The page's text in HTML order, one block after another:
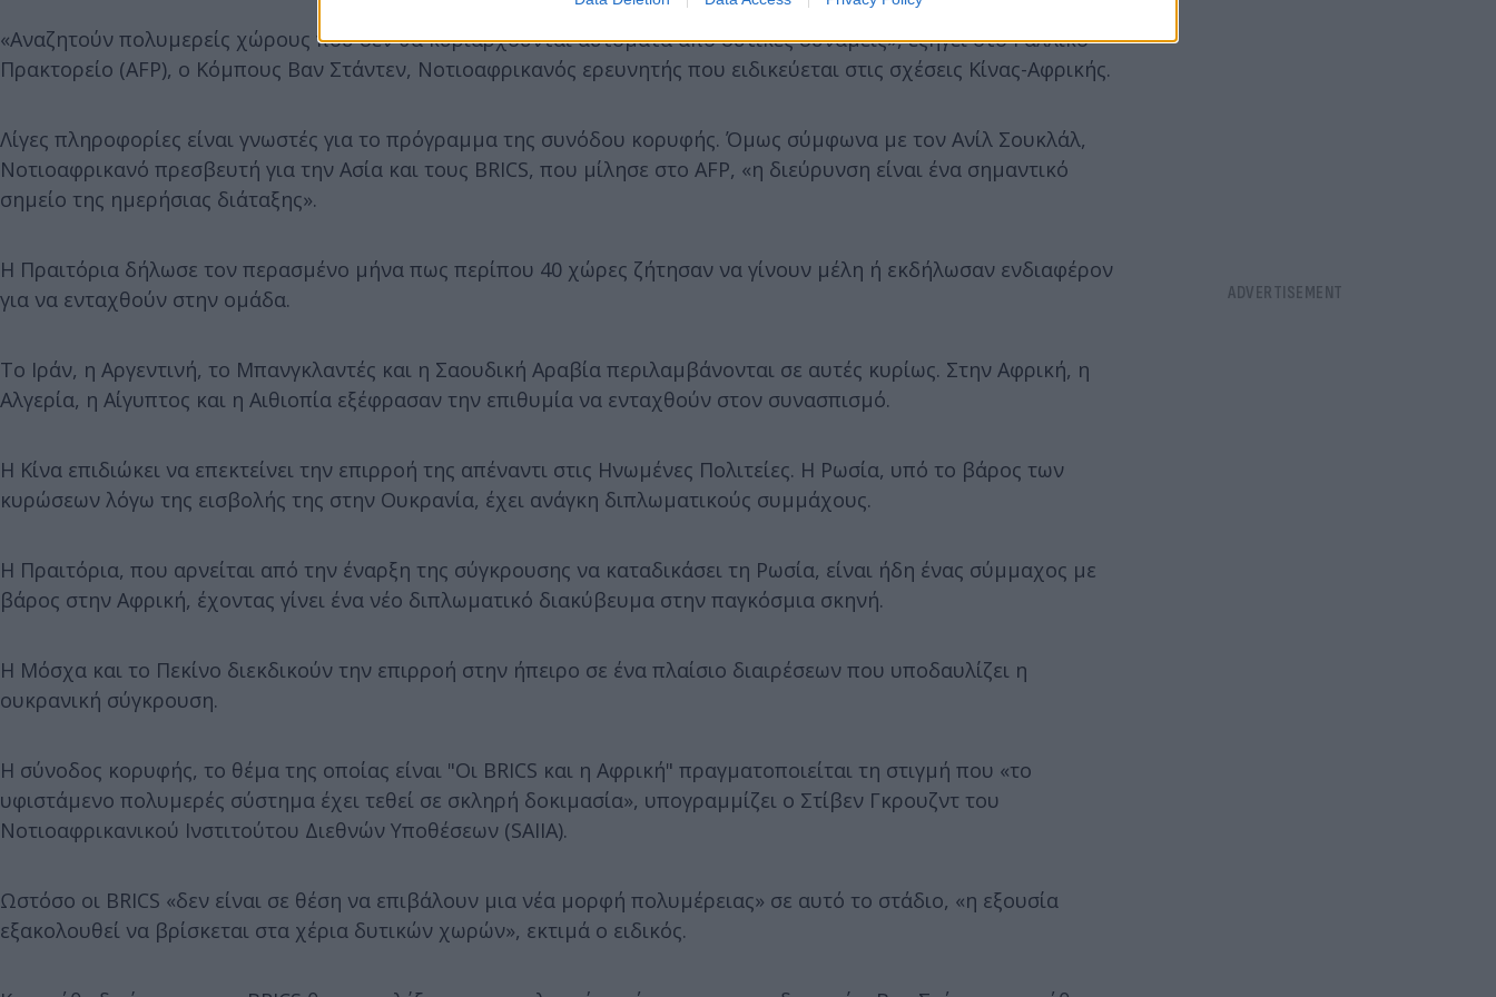
«Αναζητούν πολυμερείς χώρους που δεν θα κυριαρχούνται αυτόματα από δυτικές δυνάμεις», εξηγεί στο Γαλλικό
Πρακτορείο (AFP), ο Κόμπους Βαν Στάντεν, Νοτιοαφρικανός ερευνητής που ειδικεύεται στις σχέσεις Κίνας-Αφρικής.
Λίγες πληροφορίες είναι γνωστές για το πρόγραμμα της συνόδου κορυφής. Όμως σύμφωνα με τον Ανίλ Σουκλάλ,
Νοτιοαφρικανό πρεσβευτή για την Ασία και τους BRICS, που μίλησε στο AFP, «η διεύρυνση είναι ένα σημαντικό
σημείο της ημερήσιας διάταξης».
Η Πραιτόρια δήλωσε τον περασμένο μήνα πως περίπου 40 χώρες ζήτησαν να γίνουν μέλη ή εκδήλωσαν ενδιαφέρον
για να ενταχθούν στην ομάδα.
Το Ιράν, η Αργεντινή, το Μπανγκλαντές και η Σαουδική Αραβία περιλαμβάνονται σε αυτές κυρίως. Στην Αφρική, η
Αλγερία, η Αίγυπτος και η Αιθιοπία εξέφρασαν την επιθυμία να ενταχθούν στον συνασπισμό.
Η Κίνα επιδιώκει να επεκτείνει την επιρροή της απέναντι στις Ηνωμένες Πολιτείες. H Ρωσία, υπό το βάρος των
κυρώσεων λόγω της εισβολής της στην Ουκρανία, έχει ανάγκη διπλωματικούς συμμάχους.
Η Πραιτόρια, που αρνείται από την έναρξη της σύγκρουσης να καταδικάσει τη Ρωσία, είναι ήδη ένας σύμμαχος με
βάρος στην Αφρική, έχοντας γίνει ένα νέο διπλωματικό διακύβευμα στην παγκόσμια σκηνή.
Η Μόσχα και το Πεκίνο διεκδικούν την επιρροή στην ήπειρο σε ένα πλαίσιο διαιρέσεων που υποδαυλίζει η
ουκρανική σύγκρουση.
Η σύνοδος κορυφής, το θέμα της οποίας είναι "Οι BRICS και η Αφρική" πραγματοποιείται τη στιγμή που «το
υφιστάμενο πολυμερές σύστημα έχει τεθεί σε σκληρή δοκιμασία», υπογραμμίζει ο Στίβεν Γκρουζντ του
Νοτιοαφρικανικού Ινστιτούτου Διεθνών Υποθέσεων (SAIIA).
Ωστόσο οι BRICS «δεν είναι σε θέση να επιβάλουν μια νέα μορφή πολυμέρειας» σε αυτό το στάδιο, «η εξουσία
εξακολουθεί να βρίσκεται στα χέρια δυτικών χωρών», εκτιμά ο ειδικός.